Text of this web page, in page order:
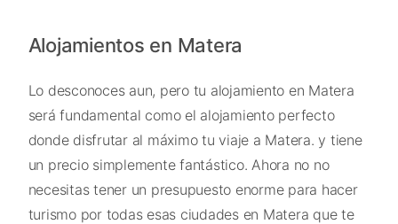
Alojamientos en Matera
Lo desconoces aun, pero tu alojamiento en Matera
será fundamental como el alojamiento perfecto
donde disfrutar al máximo tu viaje a Matera. y tiene
un precio simplemente fantástico. Ahora no no
necesitas tener un presupuesto enorme para hacer
turismo por todas esas ciudades en Matera que te